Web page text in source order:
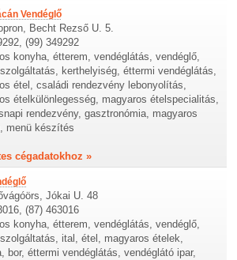
Vendéglő
Becht Rezső U. 5.
(99) 349292
konyha, étterem, vendéglátás, vendéglő,
kerthelyiség, éttermi vendéglátás,
étel, családi rendezvény lebonyolítás,
ételkülönlegesség, magyaros ételspecialitás,
rendezvény, gasztronómia, magyaros
menü készítés
cégadatokhoz »
Jókai U. 48
(87) 463016
konyha, étterem, vendéglátás, vendéglő,
ital, étel, magyaros ételek,
bor, éttermi vendéglátás, vendéglátó ipar,